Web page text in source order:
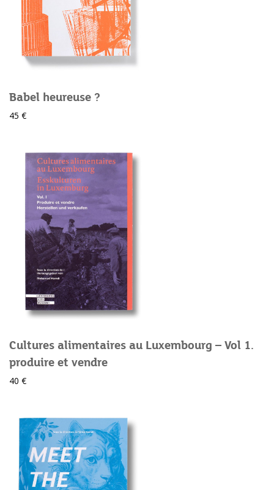
Babel heureuse ?
45 €
Cultures alimentaires au Luxembourg – Vol 1.
produire et vendre
40 €